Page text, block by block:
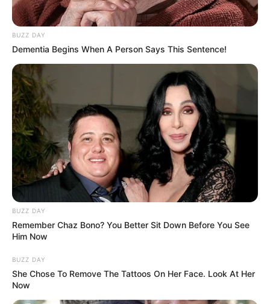
BUZZ DAY
Dementia Begins When A Person Says This Sentence!
BUZZ DAY
Remember Chaz Bono? You Better Sit Down Before You See
Him Now
BUZZ DAY
She Chose To Remove The Tattoos On Her Face. Look At Her
Now